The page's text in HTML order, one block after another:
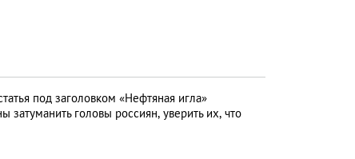
под заголовком «Нефтяная игла»
головы россиян, уверить их, что